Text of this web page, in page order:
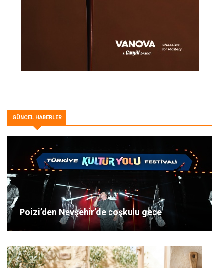
GÜNCEL HABERLER
Poizi’den Nevşehir’de coşkulu gece